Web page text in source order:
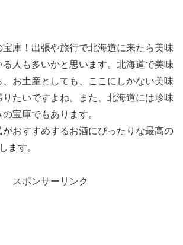
庫！出張や旅行で北海道に来たら美味
る人も多いかと思います。北海道で美味
、お土産としても、ここにしかない美味
りたいですよね。また、北海道には珍味
宝庫でもあります。
がおすすめするお酒にぴったりな最高の
ます。
スポンサーリンク